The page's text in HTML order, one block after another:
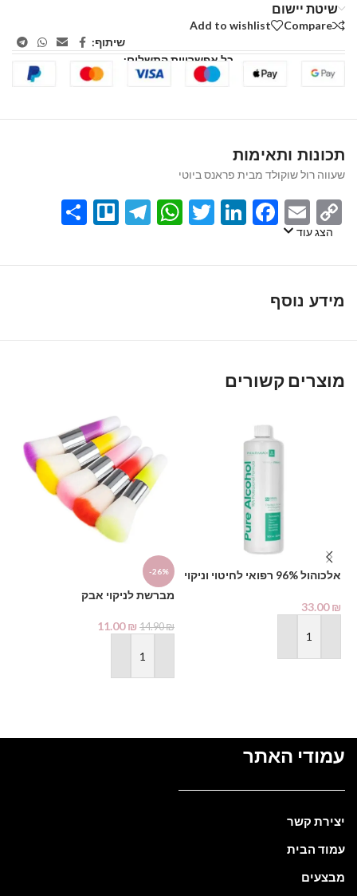
שיטת יישום
Compare
Add to wishlist
שיתוף:
כל אפשרויות התשלום:
תכונות ותאימות
שעווה רול שוקולד מבית פראנס ביוטי
Copy
Link
Email
Facebook
LinkedIn
Twitter
WhatsApp
Telegram
Trello
הצג עוד
מידע נוסף
מוצרים קשורים
אלכוהול 96% רפואי לחיטוי וניקוי
Alcohol
33.00₪
הוספה לסל
-26%
מברשת לניקוי אבק
14.90₪
11.00₪
הוספה לסל
עמודי האתר
יצירת קשר
עמוד הבית
מבצעים